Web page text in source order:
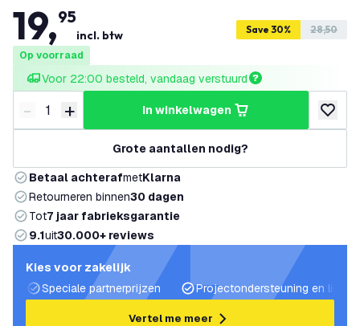
19,95
incl. btw Save 30% 28,50
Op voorraad
Voor 22:00 besteld, vandaag verstuurd
Verminder hoeveelheid
- Verhoog hoeveelheid
+ in winkelwagen
Grote aantallen nodig?
Betaal achterafmetKlarna
Retourneren binnen30 dagen
Tot7 jaar fabrieksgarantie
9.1uit30.000+ reviews
Kies voor zakelijk
Speciale partnerprijzen
Projectondersteuning en
Vertel me meer